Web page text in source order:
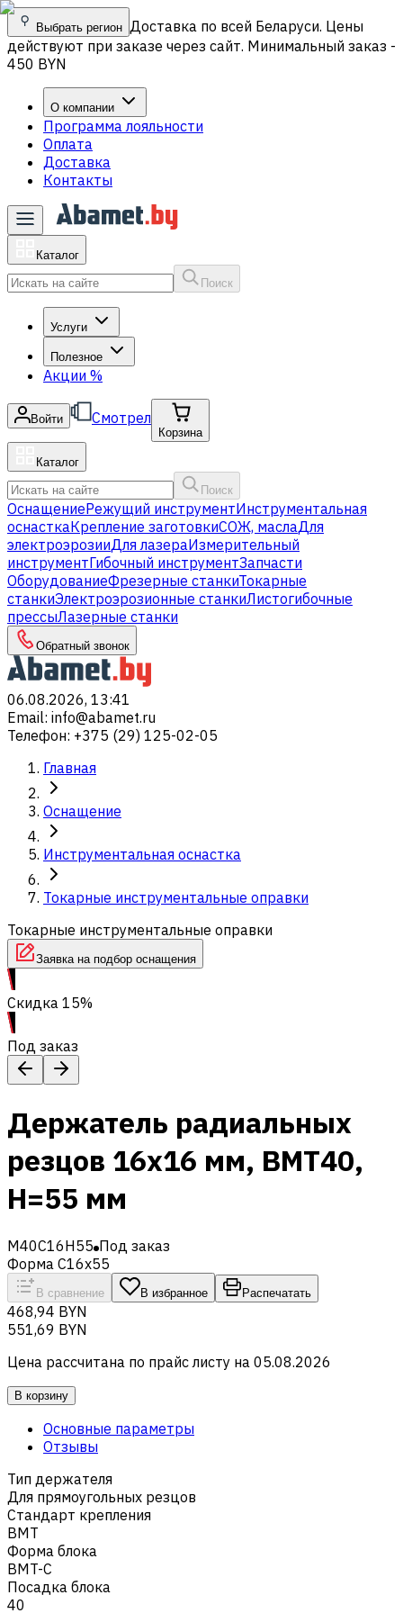
Выбрать регион Доставка по всей Беларуси. Цены
действуют при заказе через сайт. Минимальный заказ -
450 BYN
О компании
Программа лояльности
Оплата
Доставка
Контакты
Каталог
Поиск
Услуги
Полезное
Акции %
Войти Смотрел
Корзина
Каталог
Поиск
ОснащениеРежущий инструментИнструментальная
оснасткаКрепление заготовкиСОЖ, маслаДля
электроэрозииДля лазераИзмерительный
инструментГибочный инструментЗапчасти
ОборудованиеФрезерные станкиТокарные
станкиЭлектроэрозионные станкиЛистогибочные
прессыЛазерные станки
Обратный звонок
06.08.2026, 13:41
Email: info@abamet.ru
Телефон: +375 (29) 125-02-05
Главная
Оснащение
Инструментальная оснастка
Токарные инструментальные оправки
Токарные инструментальные оправки
Заявка на подбор оснащения
Скидка 15%
Под заказ
Держатель радиальных
резцов 16х16 мм, BMT40,
H=55 мм
M40C16H55 Под заказ
Форма C16x55
В сравнение В избранное Распечатать
468,94 BYN
551,69 BYN
Цена рассчитана по прайс листу на 05.08.2026
В корзину
Основные параметры
Отзывы
Тип держателя
Для прямоугольных резцов
Стандарт крепления
BMT
Форма блока
BMT-C
Посадка блока
40